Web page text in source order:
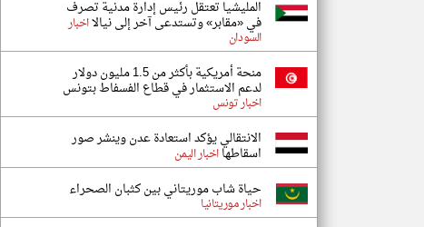
المليشيا تعتقل رئيس إدارة مدنية تصرف
في «مقابر» وتستدعى آخر إلى نيالااخبار
السودان
منحة أمريكية بأكثر من 1.5 مليون دولار
لدعم الاستثمار في قطاع الفسفاط بتونس
اخبار تونس
الانتقالي يؤكد استعادة عدن وينشر صور
اسقاطهااخبار اليمن
حياة شاب موريتاني بين كثبان الصحراء
اخبار موريتانيا